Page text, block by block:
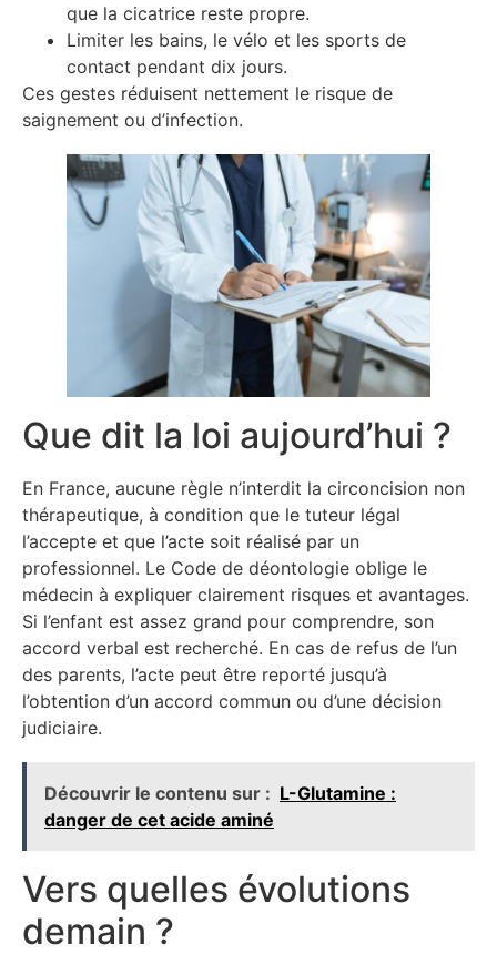
que la cicatrice reste propre.
Limiter les bains, le vélo et les sports de
contact pendant dix jours.
Ces gestes réduisent nettement le risque de
saignement ou d’infection.
Que dit la loi aujourd’hui ?
En France, aucune règle n’interdit la circoncision non
thérapeutique, à condition que le tuteur légal
l’accepte et que l’acte soit réalisé par un
professionnel. Le Code de déontologie oblige le
médecin à expliquer clairement risques et avantages.
Si l’enfant est assez grand pour comprendre, son
accord verbal est recherché. En cas de refus de l’un
des parents, l’acte peut être reporté jusqu’à
l’obtention d’un accord commun ou d’une décision
judiciaire.
Découvrir le contenu sur : L-Glutamine :
danger de cet acide aminé
Vers quelles évolutions
demain ?